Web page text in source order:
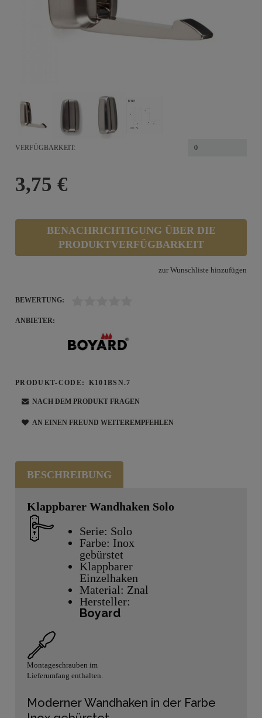
VERFÜGBARKEIT: 0
3,75 €
BENACHRICHTIGUNG ÜBER DIE
PRODUKTVERFÜGBARKEIT
zur Wunschliste hinzufügen
BEWERTUNG:
ANBIETER:
PRODUKT-CODE: K101BSN.7
NACH DEM PRODUKT FRAGEN
AN EINEN FREUND WEITEREMPFEHLEN
BESCHREIBUNG
Klappbarer Wandhaken Solo
Serie: Solo
Farbe: Inox
gebürstet
Klappbarer
Einzelhaken
Material: Znal
Hersteller:
Boyard
Montageschrauben im
Lieferumfang enthalten.
Moderner Wandhaken in der Farbe